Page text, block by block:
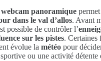
webcam panoramique
dans le val d’allos. Avant
possible de contrôler l’
sur les pistes. Certaines
évolue la météo pour
ou une activité détente